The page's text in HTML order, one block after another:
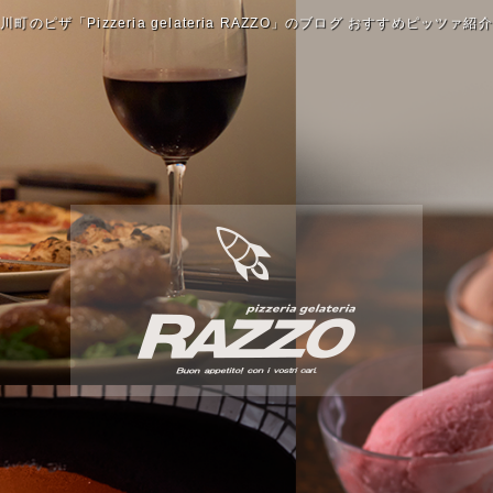
町のピザ「Pizzeria gelateria RAZZO」のブログ おすすめピッツァ紹